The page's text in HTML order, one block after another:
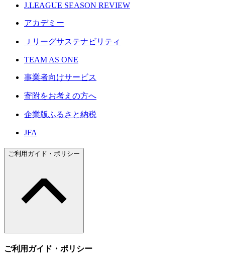
J.LEAGUE SEASON REVIEW
アカデミー
Ｊリーグサステナビリティ
TEAM AS ONE
事業者向けサービス
寄附をお考えの方へ
企業版ふるさと納税
JFA
ご利用ガイド・ポリシー
ご利用ガイド・ポリシー